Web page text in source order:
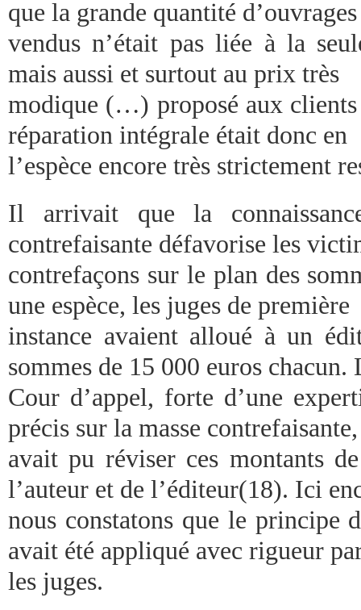
que la grande quantité d’ouvrages
vendus n’était pas liée à la
mais aussi et surtout au prix très
modique (…) proposé aux
réparation intégrale était donc en
l’espèce encore très strictement
Il arrivait que la
contrefaisante défavorise les
contrefaçons sur le plan des
une espèce, les juges de première
instance avaient alloué à un
sommes de 15 000 euros chacun.
Cour d’appel, forte d’une
précis sur la masse contrefaisante,
avait pu réviser ces montants
l’auteur et de l’éditeur(18). Ici
nous constatons que le principe
avait été appliqué avec rigueur
les juges.